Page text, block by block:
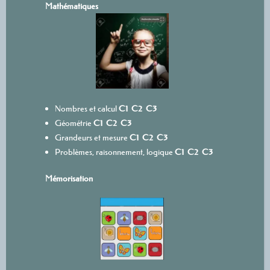
Mathématiques
Nombres et calculC1 C2 C3
Géométrie C1 C2 C3
Grandeurs et mesure C1 C2 C3
Problèmes, raisonnement, logique C1 C2 C3
Mémorisation